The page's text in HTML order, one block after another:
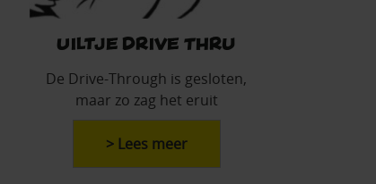
Uiltje Drive Thru
De Drive-Through is gesloten,
maar zo zag het eruit
> Lees meer